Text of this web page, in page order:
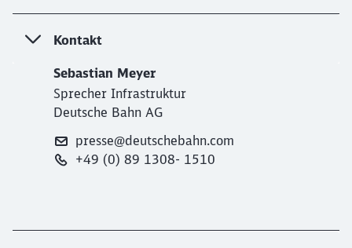
Kontakt
Sebastian Meyer
Sprecher Infrastruktur
Deutsche Bahn AG
presse@deutschebahn.com
+49 (0) 89 1308- 1510